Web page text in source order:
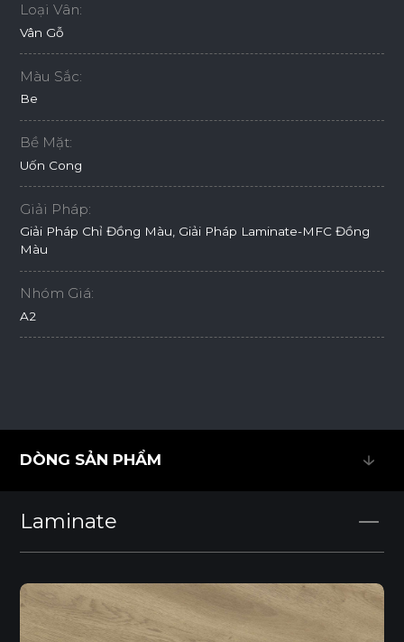
Loại Vân:
Vân Gỗ
Màu Sắc:
Be
Bề Mặt:
Uốn Cong
Giải Pháp:
Giải Pháp Chỉ Đồng Màu, Giải Pháp Laminate-MFC Đồng
Màu
Nhóm Giá:
A2
DÒNG SẢN PHẨM
Laminate